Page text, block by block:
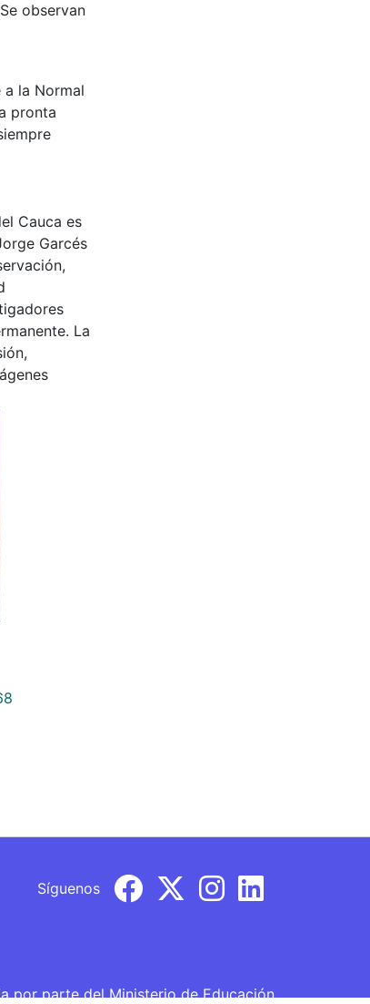
observan
a la Normal
pronta
Cauca es
Garcés
La
Síguenos
por parte del Ministerio de Educación